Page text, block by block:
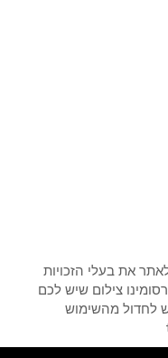
את בעלי הזכויות
צילום שיש לכם
לחדול מהשימוש